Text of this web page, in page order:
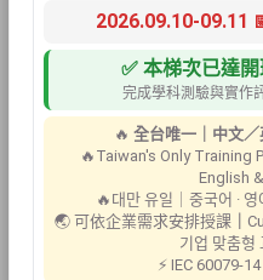
客製化標示牌
2026.09.10-09.11
✅ 本梯次已達
完成學科測驗與實作
🔥全台唯一｜中文
🔥Taiwan's Only Training
English
🔥대만 유일｜중국어 ·
🌏 可依企業需求安排授課
기업 맞춤
⚡ IEC